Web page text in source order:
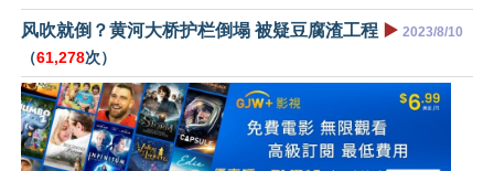
风吹就倒？黄河大桥护栏倒塌 被疑豆腐渣工程 ▶️ 2023/8/10
（61,278次）